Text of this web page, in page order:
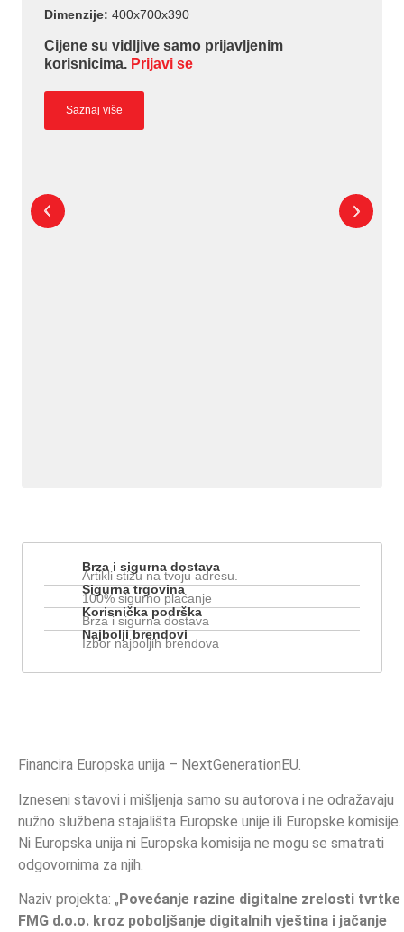
Dimenzije: 400x700x390
Cijene su vidljive samo prijavljenim
korisnicima. Prijavi se
Saznaj više
Brza i sigurna dostava
Artikli stižu na tvoju adresu.
Sigurna trgovina
100% sigurno plaćanje
Korisnička podrška
Brza i sigurna dostava
Najbolji brendovi
Izbor najboljih brendova
Financira Europska unija – NextGenerationEU.
Izneseni stavovi i mišljenja samo su autorova i ne odražavaju
nužno službena stajališta Europske unije ili Europske komisije.
Ni Europska unija ni Europska komisija ne mogu se smatrati
odgovornima za njih.
Naziv projekta: „Povećanje razine digitalne zrelosti tvrtke
FMG d.o.o. kroz poboljšanje digitalnih vještina i jačanje